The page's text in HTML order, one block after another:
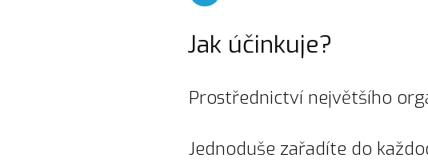
Jak účinkuje?
Prostřednictví největšího
Jednoduše zařadíte do